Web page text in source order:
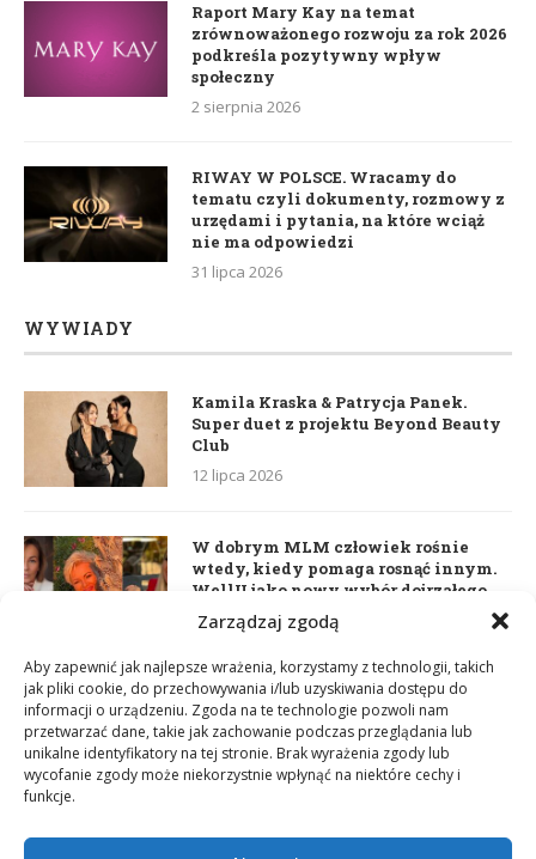
Zarządzaj zgodą
Aby zapewnić jak najlepsze wrażenia, korzystamy z technologii, takich
jak pliki cookie, do przechowywania i/lub uzyskiwania dostępu do
informacji o urządzeniu. Zgoda na te technologie pozwoli nam
przetwarzać dane, takie jak zachowanie podczas przeglądania lub
unikalne identyfikatory na tej stronie. Brak wyrażenia zgody lub
wycofanie zgody może niekorzystnie wpłynąć na niektóre cechy i
funkcje.
Raport Mary Kay na temat
zrównoważonego rozwoju za rok 2026
podkreśla pozytywny wpływ
społeczny
2 sierpnia 2026
RIWAY W POLSCE. Wracamy do
tematu czyli dokumenty, rozmowy z
urzędami i pytania, na które wciąż
nie ma odpowiedzi
31 lipca 2026
WYWIADY
Kamila Kraska & Patrycja Panek.
Super duet z projektu Beyond Beauty
Club
12 lipca 2026
W dobrym MLM człowiek rośnie
wtedy, kiedy pomaga rosnąć innym.
WellU jako nowy wybór dojrzałego
lidera
Daria Dudzik. Kocham Cię
17 kwietnia 2026